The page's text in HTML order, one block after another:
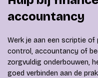
accountancy
Werk je aan een scriptie of
control, accountancy of
zorgvuldig onderbouwen,
goed verbinden aan de